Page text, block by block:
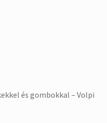
és gombokkal – Volpi